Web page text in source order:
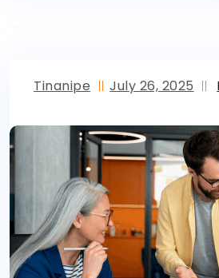
Tinanipe July 26, 2025